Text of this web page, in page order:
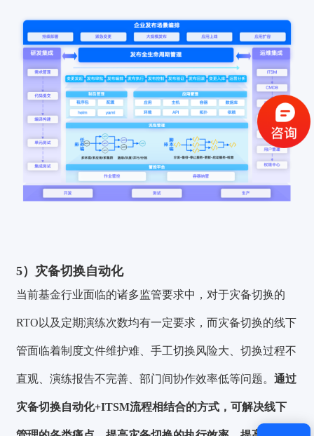
5）灾备切换自动化
当前基金行业面临的诸多监管要求中，对于灾备切换的
RTO以及定期演练次数均有一定要求，而灾备切换的线下
管面临着制度文件维护难、手工切换风险大、切换过程不
直观、演练报告不完善、部门间协作效率低等问题。通过
灾备切换自动化+ITSM流程相结合的方式，可解决线下
验证码登录 密码登录
获取验证码
登录